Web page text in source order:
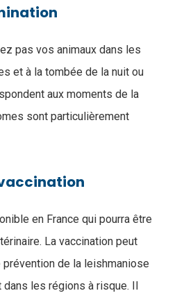
pas vos animaux dans les
et à la tombée de la nuit ou
aux moments de la
sont particulièrement
en France qui pourra être
La vaccination peut
de la leishmaniose
dans les régions à risque. Il